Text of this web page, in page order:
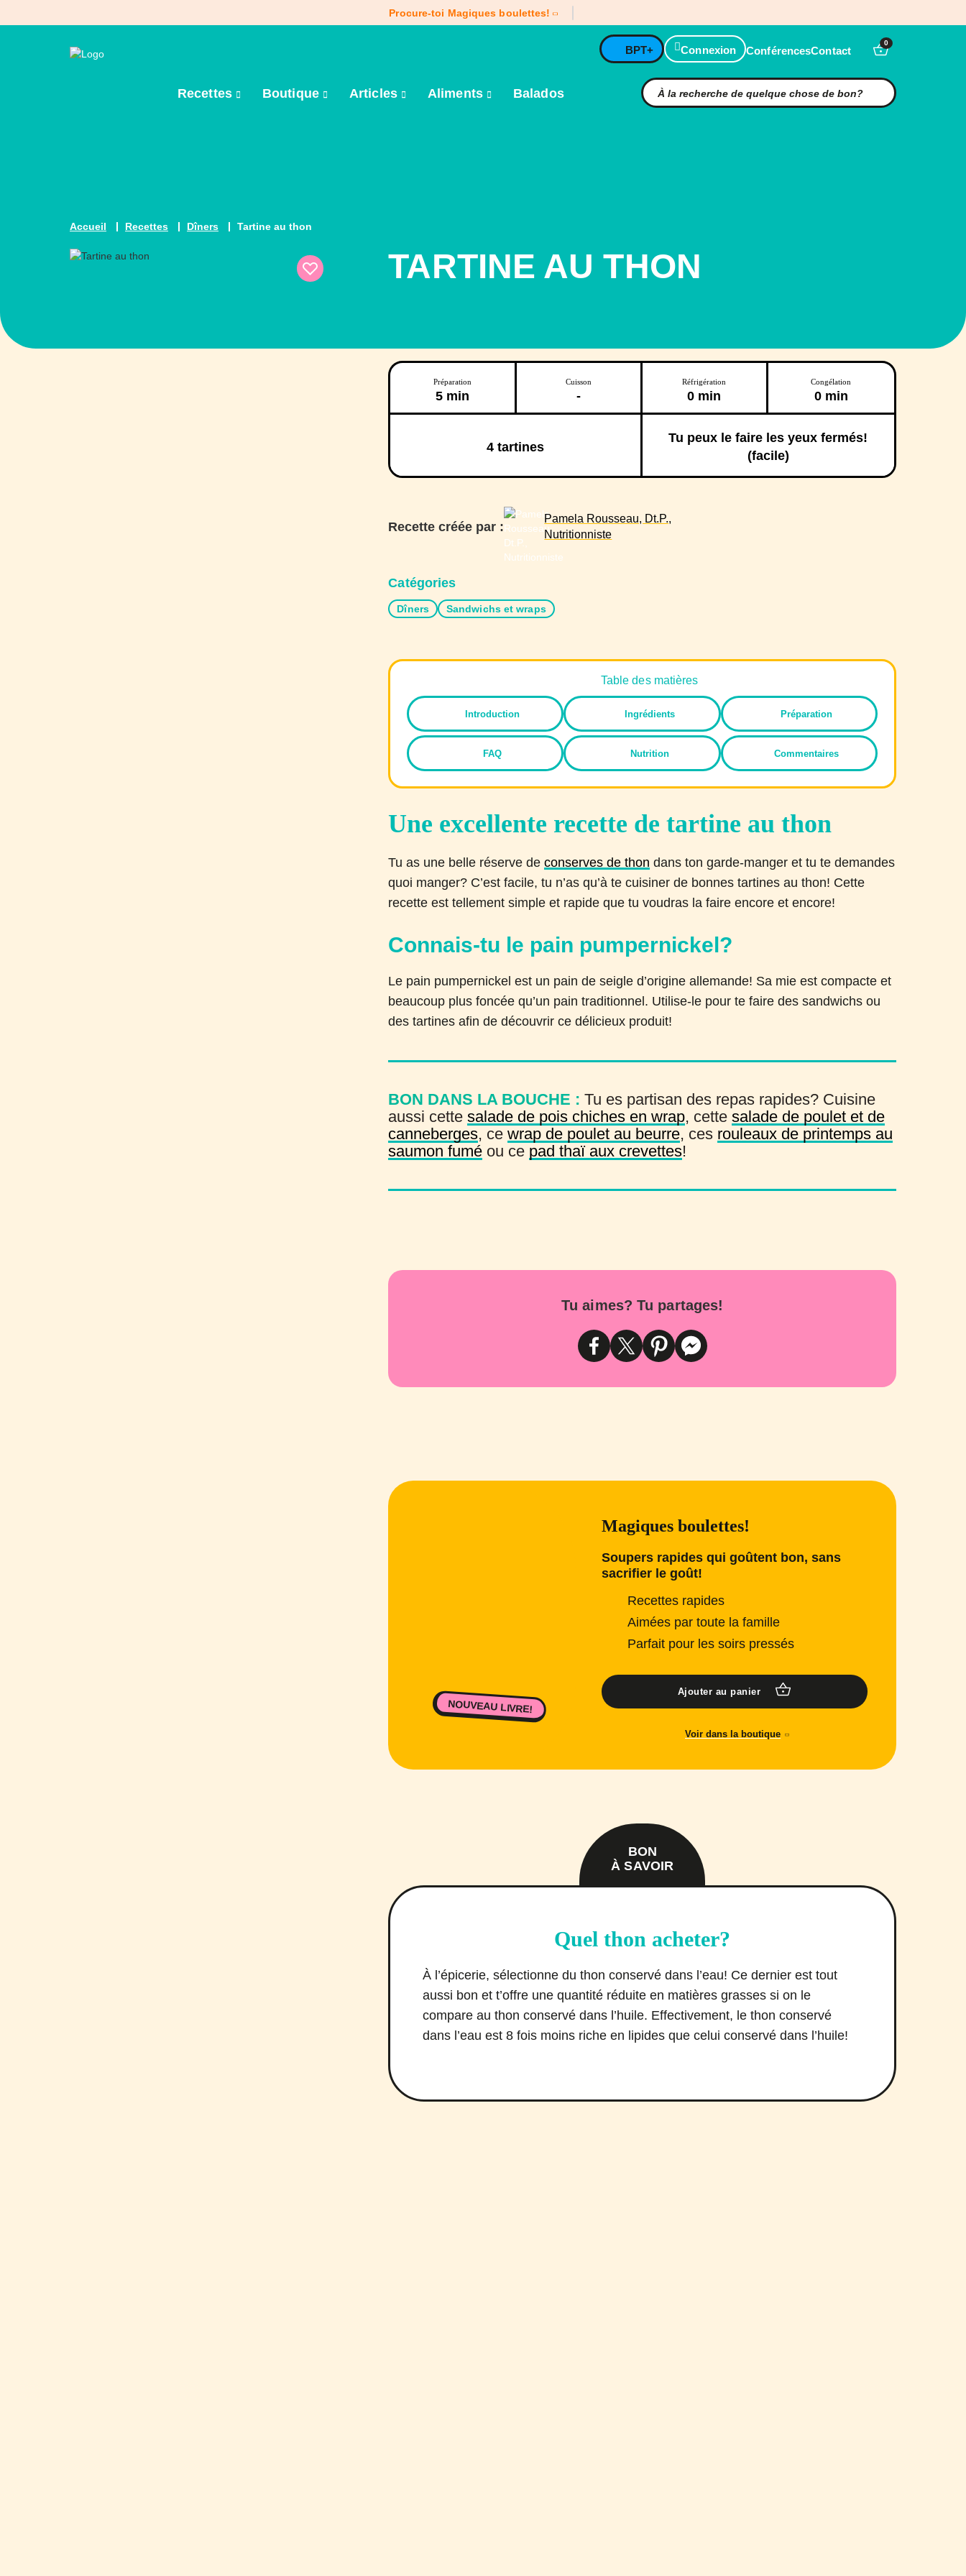
Procure-toi Magiques boulettes!
BPT+ Connexion ConférencesContact
0
Recettes Boutique Articles Aliments Balados
Accueil Recettes Dîners Tartine au thon
TARTINE AU THON
Préparation
5 min
Cuisson
-
Réfrigération
0 min
Congélation
0 min
4tartines
Tu peux le faire les yeux fermés!
(facile)
Recette créée par :
Pamela Rousseau, Dt.P.,
Nutritionniste
Catégories
Dîners Sandwichs et wraps
Table des matières
Introduction Ingrédients Préparation
FAQ Nutrition Commentaires
Une excellente recette de tartine au thon
Tu as une belle réserve deconserves de thon dans ton garde-manger et tu te demandes
quoi manger? C’est facile, tu n’as qu’à te cuisiner de bonnes tartines au thon! Cette
recette est tellement simple et rapide que tu voudras la faire encore et encore!
Connais-tu le pain pumpernickel?
Le pain pumpernickel est un pain de seigle d’origine allemande! Sa mie est compacte et
beaucoup plus foncée qu’un pain traditionnel. Utilise-le pour te faire des sandwichs ou
des tartines afin de découvrir ce délicieux produit!
BON DANS LA BOUCHE : Tu es partisan des repas rapides? Cuisine
aussi cettesalade de pois chiches en wrap, cettesalade de poulet et de
canneberges, cewrap de poulet au beurre, ces rouleaux de printemps au
saumon fumé ou ce pad thaï aux crevettes!
Tu aimes? Tu partages!
Magiques boulettes!
Soupers rapides qui goûtent bon, sans
sacrifier le goût!
Recettes rapides
Aimées par toute la famille
Parfait pour les soirs pressés
Ajouter au panier
Voir dans la boutique
NOUVEAU LIVRE!
BON
À SAVOIR
Quel thon acheter?
À l’épicerie, sélectionne du thon conservé dans l’eau! Ce dernier est tout
aussi bon et t’offre une quantité réduite en matières grasses si on le
compare au thon conservé dans l’huile. Effectivement, le thon conservé
dans l’eau est 8 fois moins riche en lipides que celui conservé dans l’huile!